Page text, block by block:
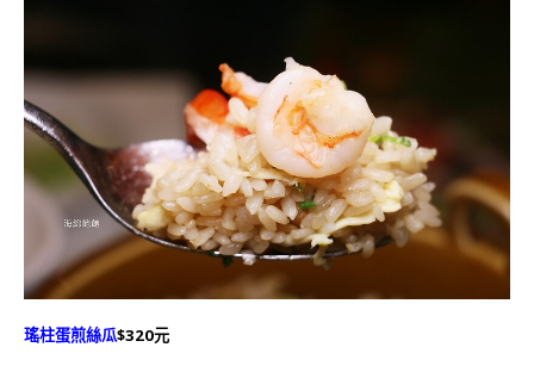
瑤柱蛋煎絲瓜$320元